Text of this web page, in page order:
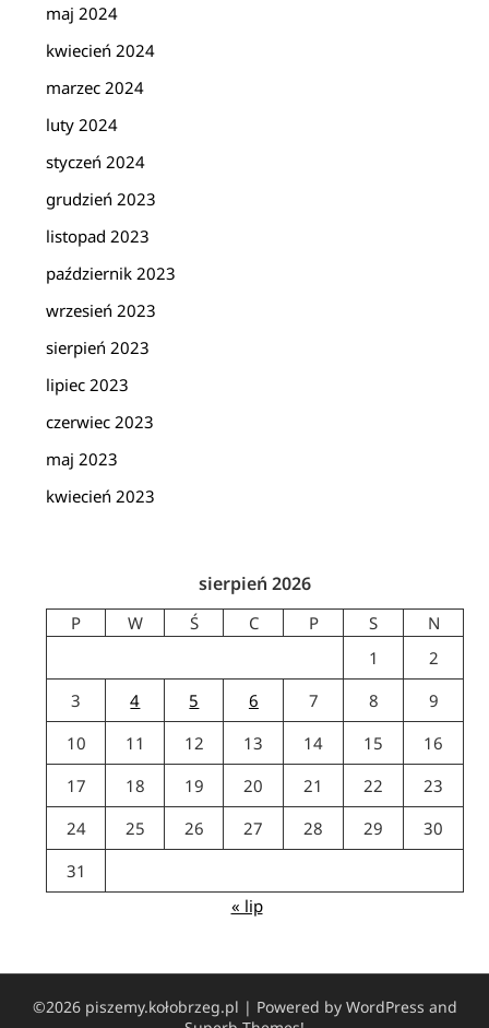
maj 2024
kwiecień 2024
marzec 2024
luty 2024
styczeń 2024
grudzień 2023
listopad 2023
październik 2023
wrzesień 2023
sierpień 2023
lipiec 2023
czerwiec 2023
maj 2023
kwiecień 2023
sierpień 2026
P W Ś C P S
N
1
2
3
4 5 6 7 8
9
10
11 12 13 14 15
16
17
18 19 20 21 22
23
24
25 26 27 28 29
30
31
« lip
©2026 piszemy.kołobrzeg.pl | Powered by WordPress and